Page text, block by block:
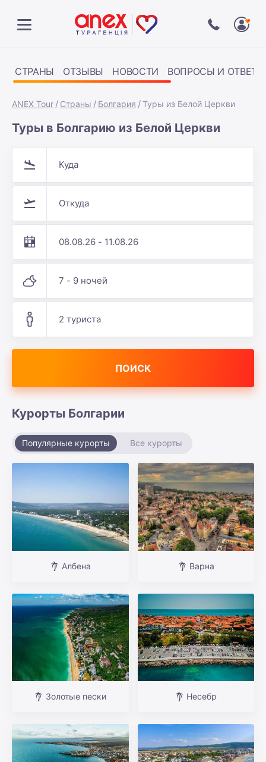
СТРАНЫ ОТЗЫВЫ НОВОСТИ ВОПРОСЫ И ОТВЕТЫ
ANEX Tour Страны Болгария Туры из Белой Церкви
Туры в Болгарию из Белой Церкви
Куда
Откуда
08.08.26 - 11.08.26
7 - 9 ночей
2 туриста
ПОИСК
Курорты Болгарии
Популярные курорты Все курорты
Албена Варна
Золотые пески Несебр